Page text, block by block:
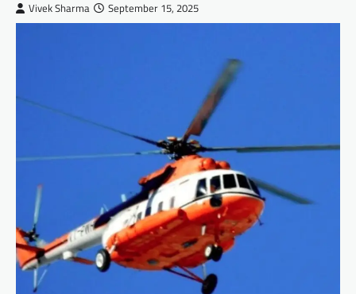
Vivek Sharma September 15, 2025